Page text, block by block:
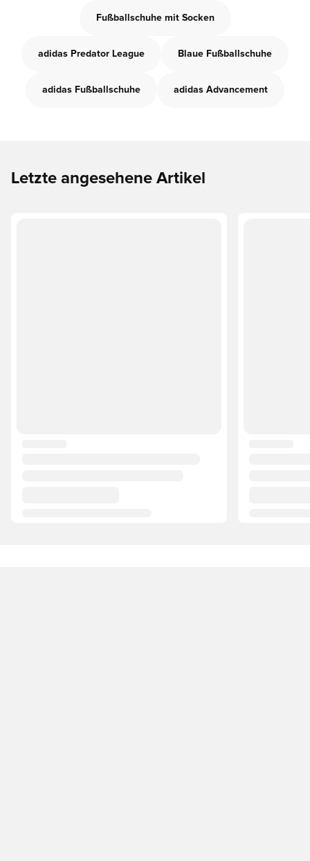
Fußballschuhe mit Socken
adidas Predator League Blaue Fußballschuhe
adidas Fußballschuhe adidas Advancement
Letzte angesehene Artikel